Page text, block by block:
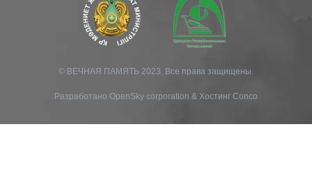
© ВЕЧНАЯ ПАМЯТЬ 2023. Все права защищены.
Разработано OpenSky corporation & Хостинг Conco